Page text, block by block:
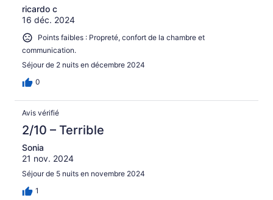
ricardo c
16 déc. 2024
Points faibles : Propreté, confort de la chambre et
communication.
Séjour de 2 nuits en décembre 2024
0
Avis vérifié
2/10 – Terrible
Sonia
21 nov. 2024
Séjour de 5 nuits en novembre 2024
1